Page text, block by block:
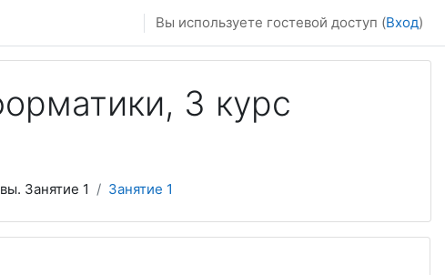
Вы используете гостевой доступ (Вход)
3 курс
Занятие 1 Занятие 1